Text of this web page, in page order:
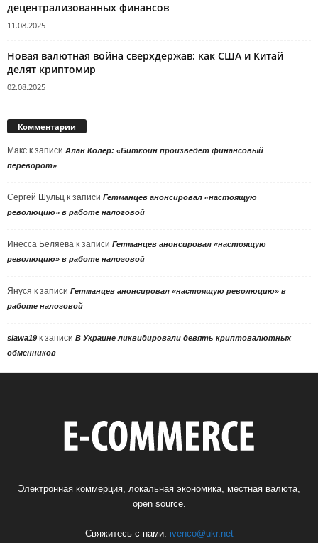
децентрализованных финансов
11.08.2025
Новая валютная война сверхдержав: как США и Китай
делят криптомир
02.08.2025
Комментарии
Макс к записи Алан Колер: «Биткоин произведет финансовый
переворот»
Сергей Шульц к записи Гетманцев анонсировал «настоящую
революцию» в работе налоговой
Инесса Беляева к записи Гетманцев анонсировал «настоящую
революцию» в работе налоговой
Януся к записи Гетманцев анонсировал «настоящую революцию» в
работе налоговой
slawa19 к записи В Украине ликвидировали девять криптовалютных
обменников
Электронная коммерция, локальная экономика, местная валюта,
open source.
Свяжитесь с нами: ivenco@ukr.net